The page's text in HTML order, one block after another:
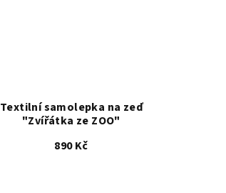
Textilní samolepka na zeď
"Zvířátka ze ZOO"
890 Kč